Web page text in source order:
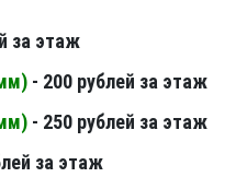
за этаж
) - 200 рублей за этаж
) - 250 рублей за этаж
за этаж